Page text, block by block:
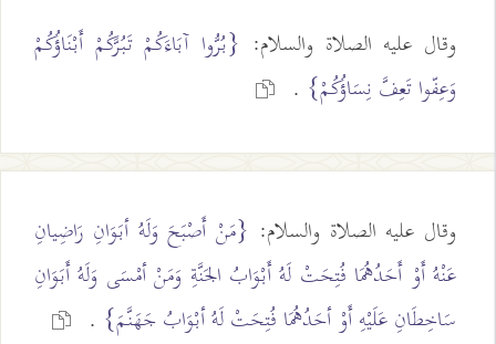
وقال عليه الصلاة والسلام: {بُرُّوا آبَاءَكُمْ تَبُرَّكُمْ أَبْنَاؤُكُمْ
وَعِفّوا تَعِفَّ نِسَاؤُكُمْ} .
وقال عليه الصلاة والسلام: {مَنْ أَصْبَحَ وَلَهُ أبَوَانِ رَاضِيانِ
عَنْهُ أَوْ أَحَدُهُمَا فُتِحَتْ لَهُ أَبْوَابُ الجَنَّةِ وَمَنْ أمْسَى وَلَهُ أَبَوَانِ
سَاخِطَانِ عَلَيْهِ أَوْ أحَدُهُمَا فُتِحَتْ لَهُ أبْوَابُ جَهَنَّمَ} .